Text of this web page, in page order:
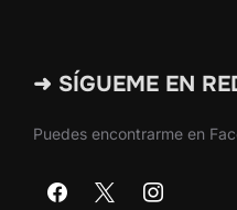
➜ SÍGUEME EN
Puedes encontrarme en